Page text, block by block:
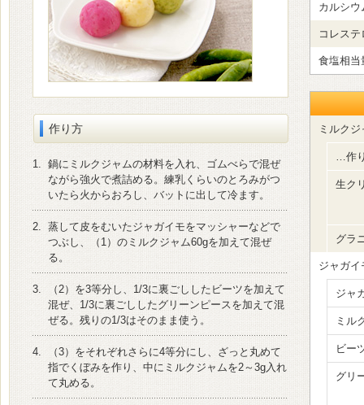
作り方
1. 鍋にミルクジャムの材料を入れ、ゴムべらで混ぜ
ながら強火で煮詰める。練乳くらいのとろみがつ
いたら火からおろし、バットに出して冷ます。
2. 蒸して皮をむいたジャガイモをマッシャーなどで
つぶし、（1）のミルクジャム60gを加えて混ぜ
る。
3.
（2）を3等分し、1/3に裏ごししたビーツを加えて
混ぜ、1/3に裏ごししたグリーンピースを加えて混
ぜる。残りの1/3はそのまま使う。
4.
（3）をそれぞれさらに4等分にし、ざっと丸めて
指でくぼみを作り、中にミルクジャムを2～3g入れ
て丸める。
カルシウ
コレステ
食塩相当
ミルク
…作
生ク
グラ
ジャガイ
ジャ
ミル
ビー
グリ